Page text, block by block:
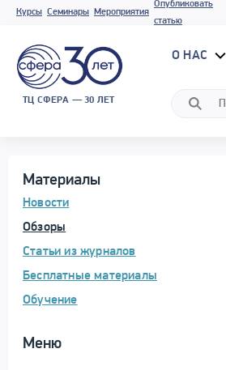
Курсы Семинары Мероприятия
Опубликовать
статью
ТЦ СФЕРА — 30 ЛЕТ
О НАС
Материалы
Новости
Обзоры
Статьи из журналов
Бесплатные материалы
Обучение
Меню